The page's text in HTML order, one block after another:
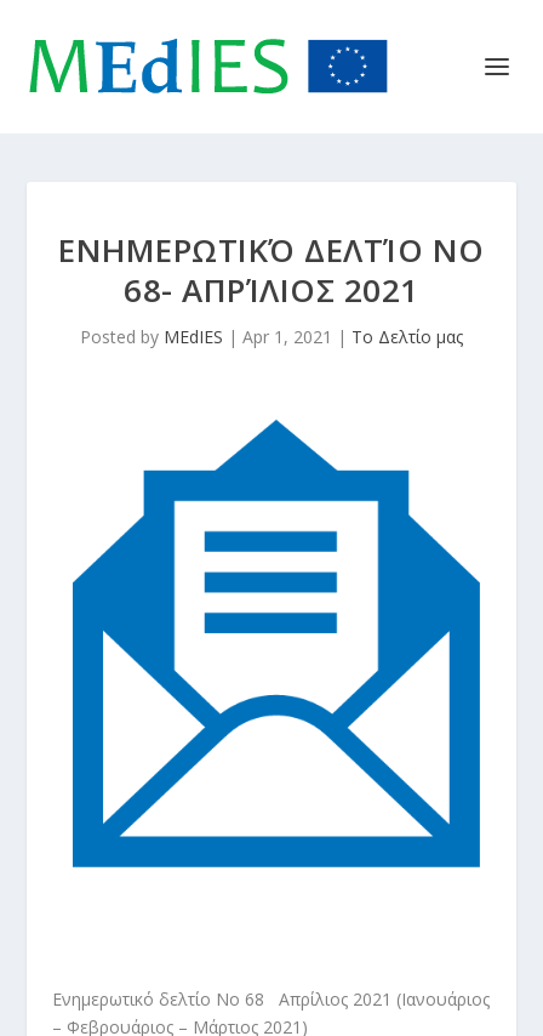
ΕΝΗΜΕΡΩΤΙΚΌ ΔΕΛΤΊΟ NΟ
68- AΠΡΊΛΙΟΣ 2021
Posted by MEdIES | Apr 1, 2021 | Το Δελτίο μας
Ενημερωτικό δελτίο No 68 Απρίλιος 2021 (Ιανουάριος
– Φεβρουάριος – Μάρτιος 2021)